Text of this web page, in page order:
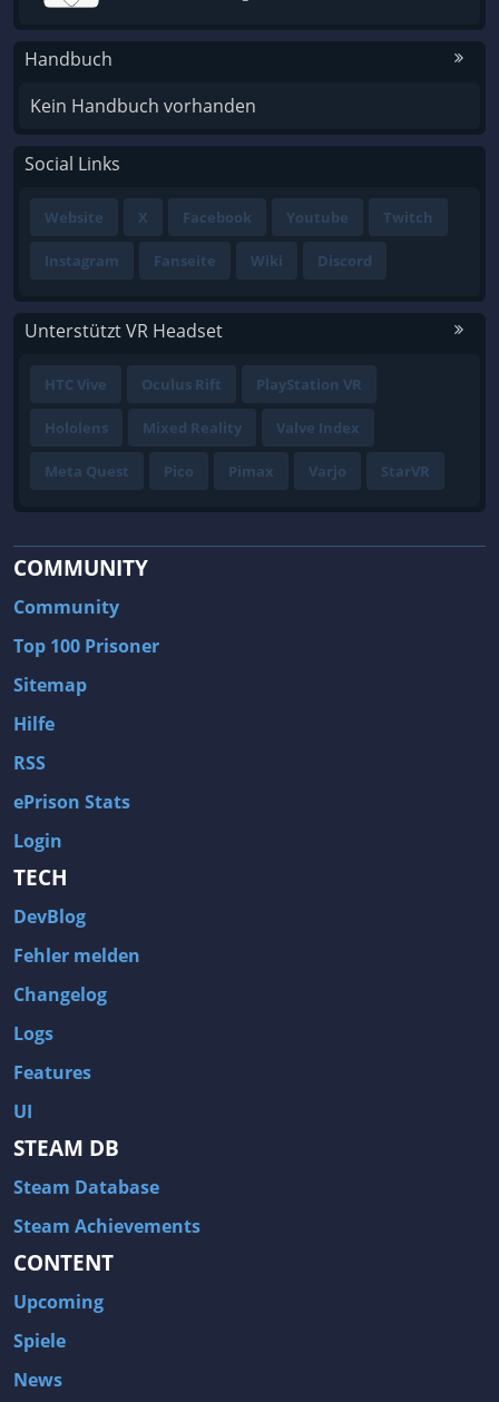
Handbuch
Kein Handbuch vorhanden
Social Links
Website X Facebook Youtube Twitch
Instagram Fanseite Wiki Discord
Unterstützt VR Headset
HTC Vive Oculus Rift PlayStation VR
Hololens Mixed Reality Valve Index
Meta Quest Pico Pimax Varjo StarVR
COMMUNITY
Community
Top 100 Prisoner
Sitemap
Hilfe
RSS
ePrison Stats
Login
TECH
DevBlog
Fehler melden
Changelog
Logs
Features
UI
STEAM DB
Steam Database
Steam Achievements
CONTENT
Upcoming
Spiele
News